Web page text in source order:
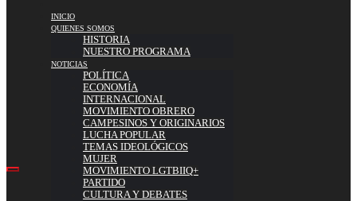
INICIO
QUIENES SOMOS
HISTORIA
NUESTRO PROGRAMA
NOTICIAS
POLÍTICA
ECONOMÍA
INTERNACIONAL
MOVIMIENTO OBRERO
CAMPESINOS Y ORIGINARIOS
LUCHA POPULAR
TEMAS IDEOLÓGICOS
MUJER
MOVIMIENTO LGTBIIQ+
PARTIDO
CULTURA Y DEBATES